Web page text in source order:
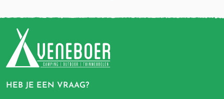
HEB JE EEN VRAAG?